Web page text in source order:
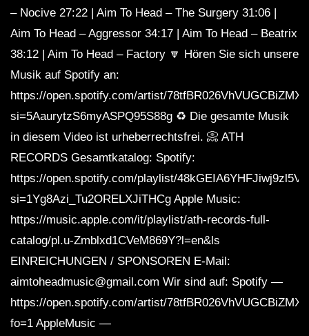
– Nocive 27:22 | Aim To Head – The Surgery 31:06 |
Aim To Head – Aggressor 34:17 | Aim To Head – Beatrix
38:12 | Aim To Head – Factory 🔽 Hören Sie sich unsere
Musik auf Spotify an:
https://open.spotify.com/artist/
si=5AaurytzS6myASPQ95S88g ♻️ Die gesamte Musik
in diesem Video ist urheberrechtsfrei. 📀 ATH
RECORDS Gesamtkatalog: Spotify:
https://open.spotify.com/playlist/
si=1Yg8Azi_Tu2ORELXJiTHCg Apple Music:
https://music.apple.com/it/playlist/ath-records-full-
catalog/pl.u-Zmblxd1CVeM869Y?l=en&ls
EINREICHUNGEN / SPONSOREN E-Mail:
aimtoheadmusic@gmail.com Wir sind auf: Spotify —
https://open.spotify.com/artist/
fo=1 AppleMusic —